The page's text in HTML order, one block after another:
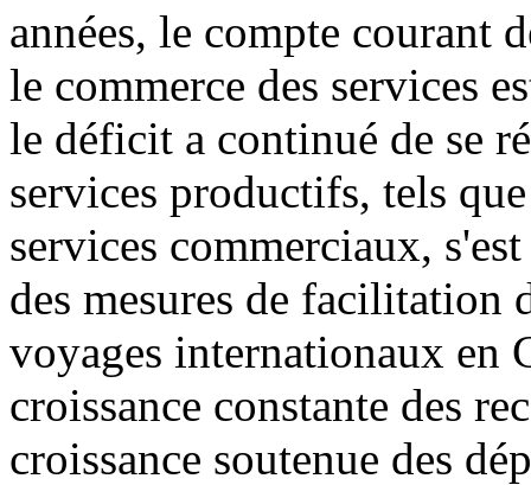
années, le compte courant
le commerce des services
le déficit a continué de se
services productifs, tels
services commerciaux,
des mesures de facilitation
voyages internationaux en
croissance constante des
croissance soutenue des